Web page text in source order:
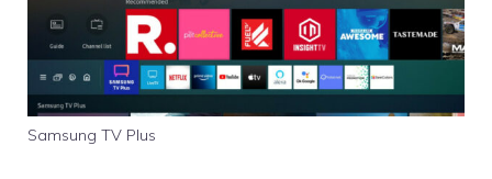
Samsung TV Plus